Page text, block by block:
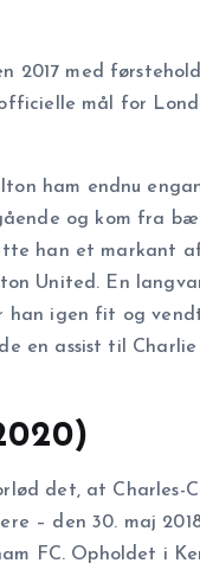
2017 med
mål for
ham endnu
og kom fra
han et markant
United. En
han igen fit og
en assist til
det, at
– den 30. maj
FC. Opholdet i